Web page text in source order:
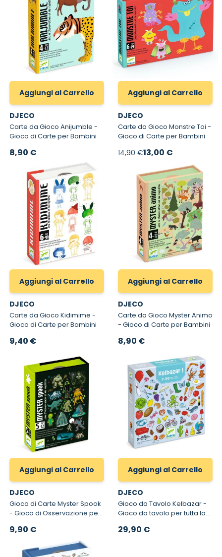
Aggiungi al Carrello
DJECO
Carte da Gioco Anijumble -
Gioco di Carte per Bambini
8,90 €
Aggiungi al Carrello
DJECO
Carte da Gioco Monstre Toi -
Gioco di Carte per Bambini
14,90 €Prezzo speciale
13,00 €
Aggiungi al Carrello
DJECO
Carte da Gioco Kidimime -
Gioco di Carte per Bambini
9,40 €
Aggiungi al Carrello
DJECO
Carte da Gioco Myster Animo
- Gioco di Carte per Bambini
8,90 €
Aggiungi al Carrello
DJECO
Gioco di Carte Myster Spook
- Gioco di Osservazione per
9,90 €
Aggiungi al Carrello
DJECO
Gioco da Tavolo Kelbazar -
Gioco da tavolo per tutta la
29,90 €